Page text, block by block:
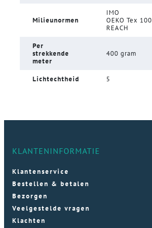
Milieunormen
IMO
OEKO Tex 100
REACH
Per
strekkende
meter
400 gram
Lichtechtheid 5
KLANTENINFORMATIE
Klantenservice
Bestellen & betalen
Bezorgen
Veelgestelde vragen
Klachten